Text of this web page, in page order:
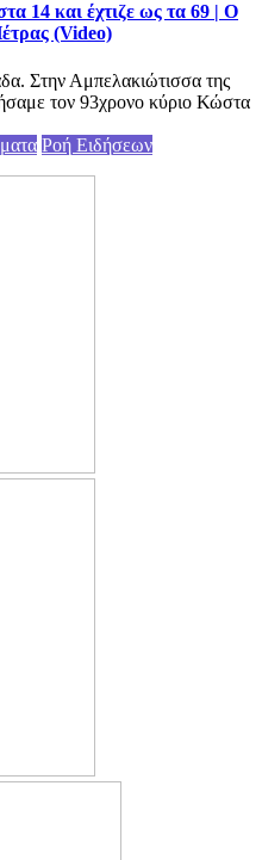
14 και έχτιζε ως τα 69 | Ο
(Video)
Στην Αμπελακιώτισσα της
τον 93χρονο κύριο Κώστα
Ροή Ειδήσεων